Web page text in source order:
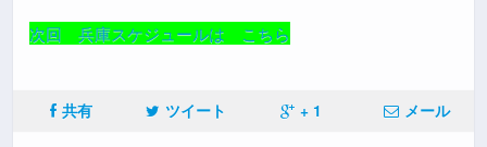
次回 兵庫スケジュールは こちら
共有 ツイート + 1 メール